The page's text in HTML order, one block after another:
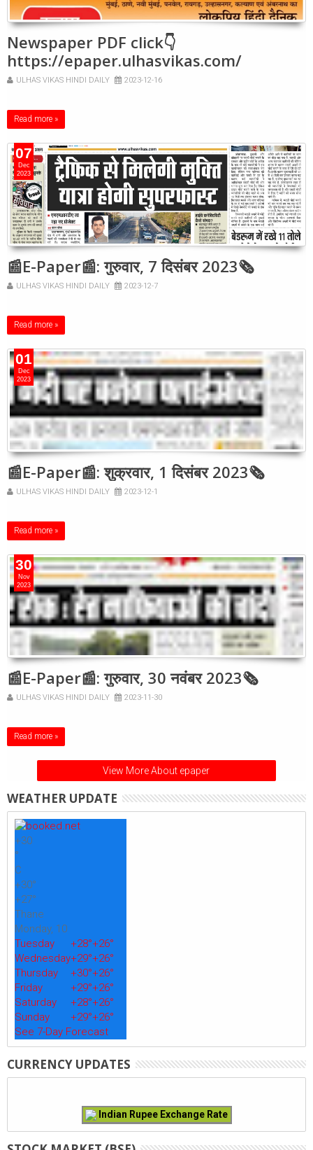
Newspaper PDF click👇
https://epaper.ulhasvikas.com/
ULHAS VIKAS HINDI DAILY 2023-12-16
Read more »
07
Dec
2023
📰E-Paper📰: गुरुवार, 7 दिसंबर 2023🗞
ULHAS VIKAS HINDI DAILY 2023-12-7
Read more »
01
Dec
2023
📰E-Paper📰: शुक्रवार, 1 दिसंबर 2023🗞
ULHAS VIKAS HINDI DAILY 2023-12-1
Read more »
30
Nov
2023
📰E-Paper📰: गुरुवार, 30 नवंबर 2023🗞
ULHAS VIKAS HINDI DAILY 2023-11-30
Read more »
View More About epaper
WEATHER UPDATE
+30
°
C
+30°
+27°
Thane
Monday, 10
Tuesday
+28°+26°
Wednesday+29°+26°
Thursday
+30°+26°
Friday
+29°+26°
Saturday
+28°+26°
Sunday
+29°+26°
See 7-Day Forecast
CURRENCY UPDATES
Indian Rupee Exchange Rate